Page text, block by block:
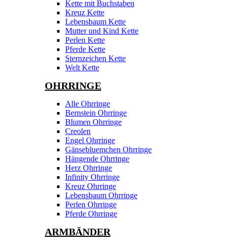
Kette mit Buchstaben
Kreuz Kette
Lebensbaum Kette
Mutter und Kind Kette
Perlen Kette
Pferde Kette
Sternzeichen Kette
Welt Kette
OHRRINGE
Alle Ohrringe
Bernstein Ohrringe
Blumen Ohrringe
Creolen
Engel Ohrringe
Gänsebluemchen Ohrringe
Hängende Ohrringe
Herz Ohrringe
Infinity Ohrringe
Kreuz Ohrringe
Lebensbaum Ohrringe
Perlen Ohrringe
Pferde Ohrringe
ARMBÄNDER